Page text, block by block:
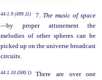
44:1.9 (499.11) 7. The music of space
—by proper attunement the
melodies of other spheres can be
picked up on the universe broadcast
circuits.
44:1.10 (500.1)
There are over one